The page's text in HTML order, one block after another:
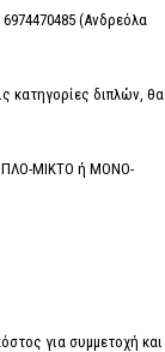
(Ανδρεόλα
κατηγορίες διπλών, θα
ΜΙΚΤΟ ή ΜΟΝΟ-
για συμμετοχή και